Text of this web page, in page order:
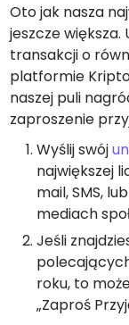
Oto jak nasza
jeszcze
transakcji o
platformie
naszej puli
zaproszenie
Wyślij swój
największej
mail, SMS,
mediach
Jeśli
roku, to
„Zaproś